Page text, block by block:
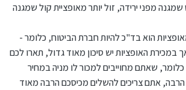
מפני ירידה, זול יותר מאופציית קול שמגנה
הוא בד"כ להיות חברת הביטוח, כלומר -
במכירת האופציות יש סיכון מאוד גדול, תארו לכם
שאתם מחוייבים למכור לו מניה במחיר
הרבה, אתם צריכים להשלים מכיסכם הרבה מאוד